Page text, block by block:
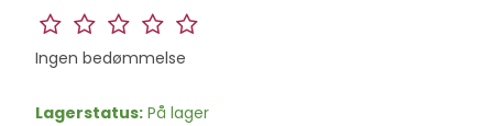
Ingen bedømmelse
Lagerstatus: På lager